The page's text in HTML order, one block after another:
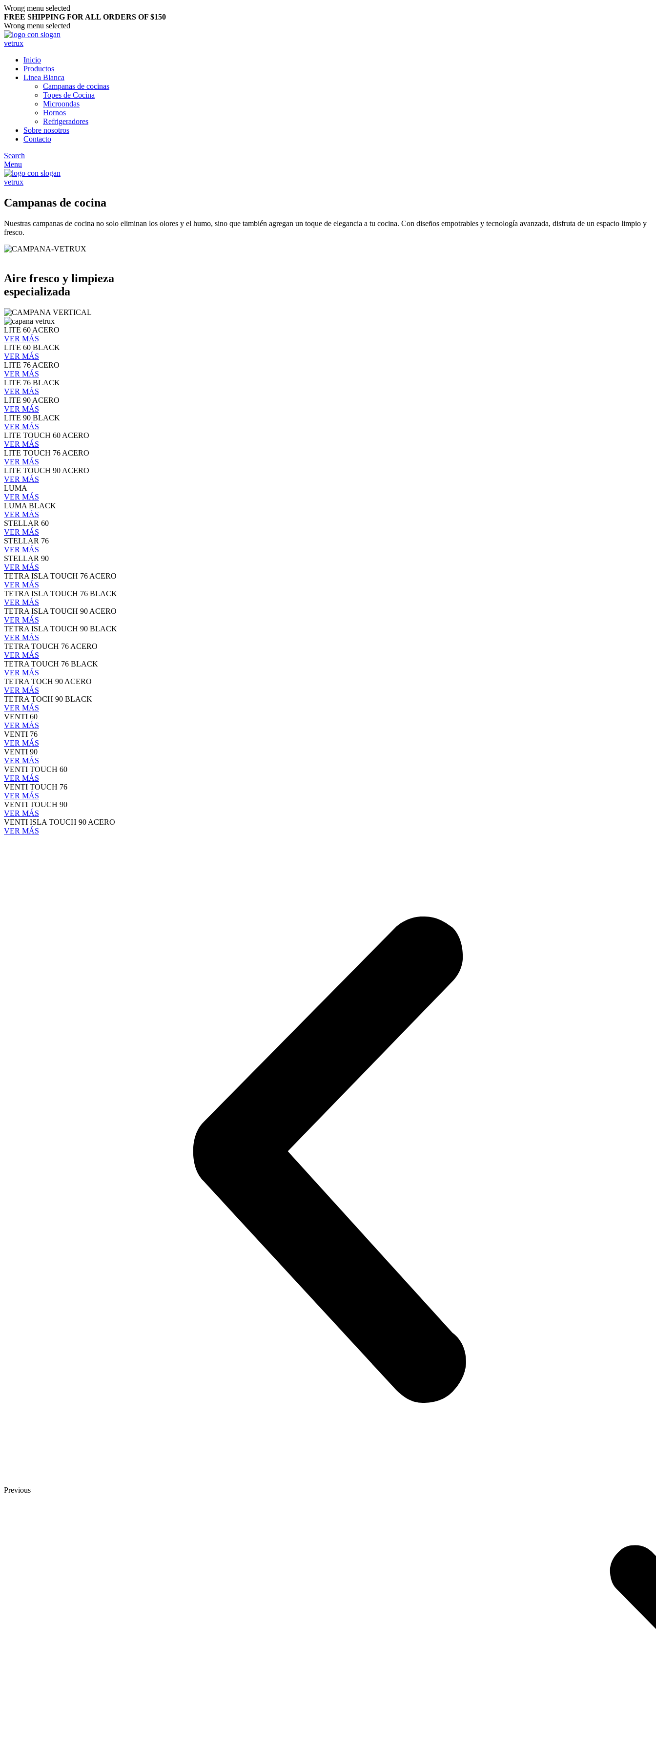
Wrong menu selected
FREE SHIPPING FOR ALL ORDERS OF $150
Wrong menu selected
Inicio
Productos
Linea Blanca
Campanas de cocinas
Topes de Cocina
Microondas
Hornos
Refrigeradores
Sobre nosotros
Contacto
Search
Menu
Campanas de cocina
Nuestras campanas de cocina no solo eliminan los olores y el humo, sino que también agregan un toque de elegancia a tu cocina. Con diseños empotrables y tecnología avanzada, disfruta de un espacio limpio y
fresco.
Aire fresco y limpieza
especializada
LITE 60 ACERO
VER MÁS
LITE 60 BLACK
VER MÁS
LITE 76 ACERO
VER MÁS
LITE 76 BLACK
VER MÁS
LITE 90 ACERO
VER MÁS
LITE 90 BLACK
VER MÁS
LITE TOUCH 60 ACERO
VER MÁS
LITE TOUCH 76 ACERO
VER MÁS
LITE TOUCH 90 ACERO
VER MÁS
LUMA
VER MÁS
LUMA BLACK
VER MÁS
STELLAR 60
VER MÁS
STELLAR 76
VER MÁS
STELLAR 90
VER MÁS
TETRA ISLA TOUCH 76 ACERO
VER MÁS
TETRA ISLA TOUCH 76 BLACK
VER MÁS
TETRA ISLA TOUCH 90 ACERO
VER MÁS
TETRA ISLA TOUCH 90 BLACK
VER MÁS
TETRA TOUCH 76 ACERO
VER MÁS
TETRA TOUCH 76 BLACK
VER MÁS
TETRA TOCH 90 ACERO
VER MÁS
TETRA TOCH 90 BLACK
VER MÁS
VENTI 60
VER MÁS
VENTI 76
VER MÁS
VENTI 90
VER MÁS
VENTI TOUCH 60
VER MÁS
VENTI TOUCH 76
VER MÁS
VENTI TOUCH 90
VER MÁS
VENTI ISLA TOUCH 90 ACERO
VER MÁS
Previous